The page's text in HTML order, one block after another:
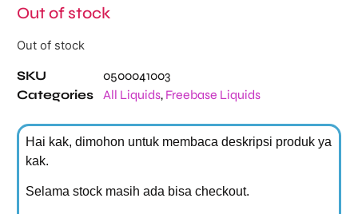
Out of stock
Out of stock
SKU
0500041003
Categories
All Liquids, Freebase Liquids
Hai kak, dimohon untuk membaca deskripsi produk ya
kak.
Selama stock masih ada bisa checkout.